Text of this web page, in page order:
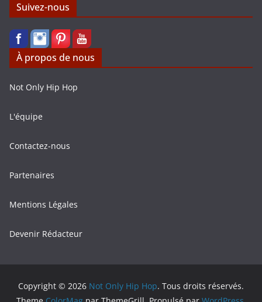
Suivez-nous
À propos de nous
Not Only Hip Hop
L'équipe
Contactez-nous
Partenaires
Mentions Légales
Devenir Rédacteur
Copyright © 2026 Not Only Hip Hop. Tous droits réservés.